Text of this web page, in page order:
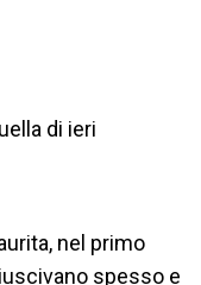
di ieri
nel primo
spesso e